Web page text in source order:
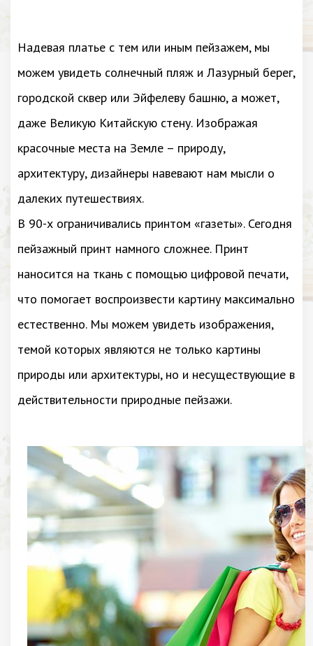
Надевая платье с тем или иным пейзажем, мы
можем увидеть солнечный пляж и Лазурный берег,
городской сквер или Эйфелеву башню, а может,
даже Великую Китайскую стену. Изображая
красочные места на Земле – природу,
архитектуру, дизайнеры навевают нам мысли о
далеких путешествиях.
В 90-х ограничивались принтом «газеты». Сегодня
пейзажный принт намного сложнее. Принт
наносится на ткань с помощью цифровой печати,
что помогает воспроизвести картину максимально
естественно. Мы можем увидеть изображения,
темой которых являются не только картины
природы или архитектуры, но и несуществующие в
действительности природные пейзажи.